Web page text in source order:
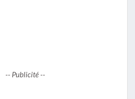
-- Publicité --